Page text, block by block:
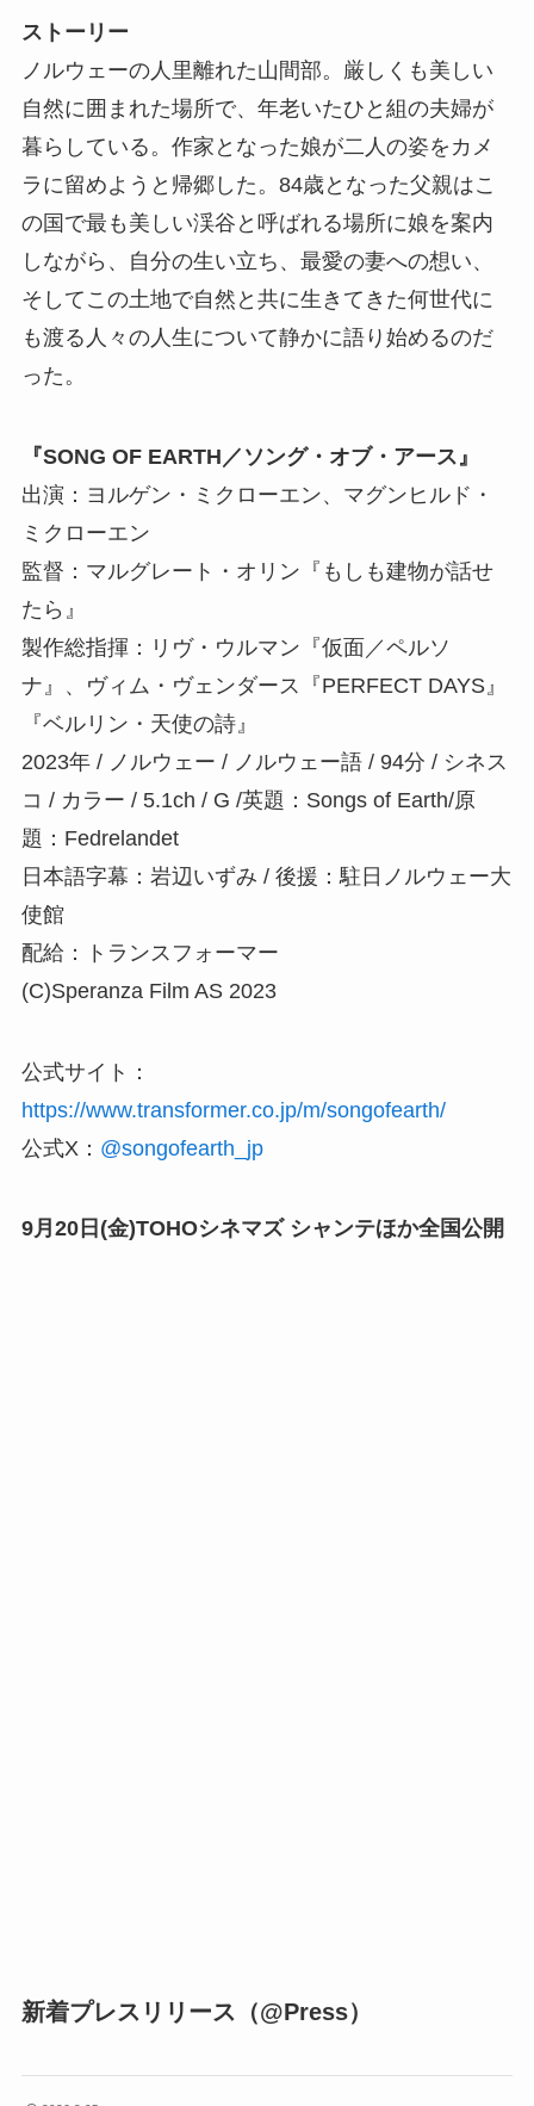
ストーリー
ノルウェーの人里離れた山間部。厳しくも美しい
自然に囲まれた場所で、年老いたひと組の夫婦が
暮らしている。作家となった娘が二人の姿をカメ
ラに留めようと帰郷した。84歳となった父親はこ
の国で最も美しい渓谷と呼ばれる場所に娘を案内
しながら、自分の生い立ち、最愛の妻への想い、
そしてこの土地で自然と共に生きてきた何世代に
も渡る人々の人生について静かに語り始めるのだ
った。
『SONG OF EARTH／ソング・オブ・アース』
出演：ヨルゲン・ミクローエン、マグンヒルド・
ミクローエン
監督：マルグレート・オリン『もしも建物が話せ
たら』
製作総指揮：リヴ・ウルマン『仮面／ペルソ
ナ』、ヴィム・ヴェンダース『PERFECT DAYS』
『ベルリン・天使の詩』
2023年 / ノルウェー / ノルウェー語 / 94分 / シネス
コ / カラー / 5.1ch / G /英題：Songs of Earth/原
題：Fedrelandet
日本語字幕：岩辺いずみ / 後援：駐日ノルウェー大
使館
配給：トランスフォーマー
(C)Speranza Film AS 2023
公式サイト：
https://www.transformer.co.jp/m/songofearth/
公式X： @songofearth_jp
9月20日(金)TOHOシネマズ シャンテほか全国公開
新着プレスリリース（@Press）